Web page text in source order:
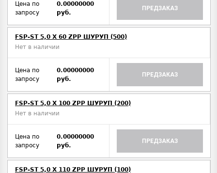
Цена по
запросу
0.00000000
руб.
ПРЕДЗАКАЗ
FSP-ST 5,0 X 60 ZPP ШУРУП (500)
Нет в наличии
Цена по
запросу
0.00000000
руб.
ПРЕДЗАКАЗ
FSP-ST 5,0 X 100 ZPP ШУРУП (200)
Нет в наличии
Цена по
запросу
0.00000000
руб.
ПРЕДЗАКАЗ
FSP-ST 5,0 X 110 ZPP ШУРУП (100)